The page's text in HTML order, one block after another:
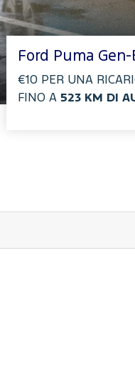
Ford Puma Gen-
€10 PER UNA
FINO A 523 KM DI